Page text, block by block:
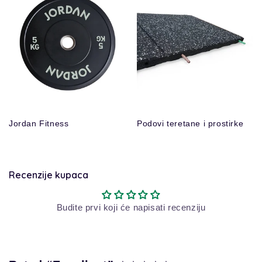
Jordan Fitness Podovi teretane i prostirke
Recenzije kupaca
Budite prvi koji će napisati recenziju